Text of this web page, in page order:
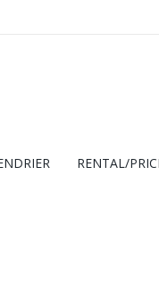
RENTAL/